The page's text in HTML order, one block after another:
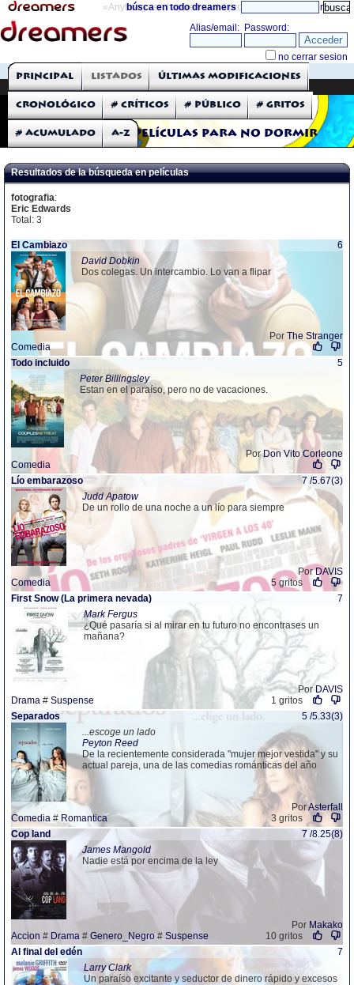
«Anything can happen and it probably will» directorio
búsca en todo dreamers
THE DREAMERS
Críticas: Películas
Películas para no dormir
Principal Listados Últimas modificaciones
Cronológico # Críticos # Público # Gritos
# Acumulado A-Z
Resultados de la búsqueda en películas
fotografia:
Eric Edwards
Total: 3
El Cambiazo
6
David Dobkin
Dos colegas. Un intercambio. Lo van a flipar
Por The Stranger
Comedia
Todo incluido
5
Peter Billingsley
Estan en el paraíso, pero no de vacaciones.
PorDon Vito Corleone
Comedia
Lío embarazoso
7 /5.67(3)
Judd Apatow
De un rollo de una noche a un lío para siempre
PorDAVIS
Comedia
5 gritos
First Snow (La primera nevada)
7
Mark Fergus
¿Qué pasaría si al mirar en tu futuro no encontrases un
mañana?
Por DAVIS
Drama # Suspense
1 gritos
Separados
5 /5.33(3)
...escoge un lado
Peyton Reed
De la recientemente considerada "mujer mejor vestida" y su
actual pareja, una de las comedias románticas del año
PorAsterfall
Comedia # Romantica
3 gritos
Cop land
7 /8.25(8)
James Mangold
Nadie está por encima de la ley
Por Makako
Accion # Drama # Genero_Negro # Suspense
10 gritos
Al final del edén
7
Larry Clark
Un paraíso excitante y seductor de dinero rápido y excesos